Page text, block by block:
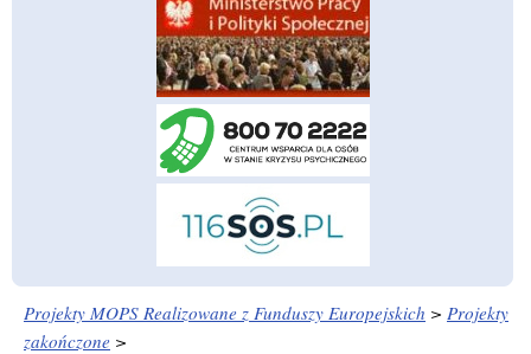
Projekty MOPS Realizowane z Funduszy Europejskich > Projekty
zakończone >